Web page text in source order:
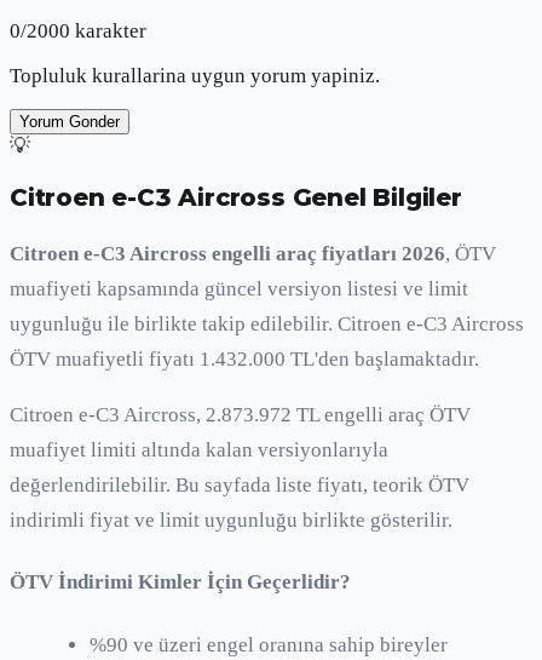
0/2000 karakter
Topluluk kurallarina uygun yorum yapiniz.
Yorum Gonder
💡
Citroen e-C3 Aircross Genel Bilgiler
Citroen e-C3 Aircross engelli araç fiyatları 2026, ÖTV
muafiyeti kapsamında güncel versiyon listesi ve limit
uygunluğu ile birlikte takip edilebilir. Citroen e-C3 Aircross
ÖTV muafiyetli fiyatı 1.432.000 TL'den başlamaktadır.
Citroen e-C3 Aircross, 2.873.972 TL engelli araç ÖTV
muafiyet limiti altında kalan versiyonlarıyla
değerlendirilebilir. Bu sayfada liste fiyatı, teorik ÖTV
indirimli fiyat ve limit uygunluğu birlikte gösterilir.
ÖTV İndirimi Kimler İçin Geçerlidir?
%90 ve üzeri engel oranına sahip bireyler